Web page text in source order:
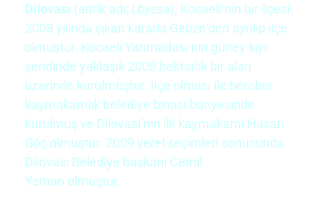
Dilovası (antik adı: Lbyssa), Kocaeli‘nin bir ilçesi.
2008 yılında çıkan kararla Gebze‘den ayrılıp ilçe
olmuştur. Kocaeli Yarımadası‘nın güney kıyı
şeridinde yaklaşık 2000 hektarlık bir alan
üzerinde kurulmuştur. İlçe olması ile beraber
kaymakamlık belediye binası bünyesinde
kurulmuş ve Dilovası’nın ilk kaymakamı Hasan
Göç olmuştur. 2009 yerel seçimleri sonucunda
Dilovası Belediye başkanı Cemil
Yaman olmuştur.